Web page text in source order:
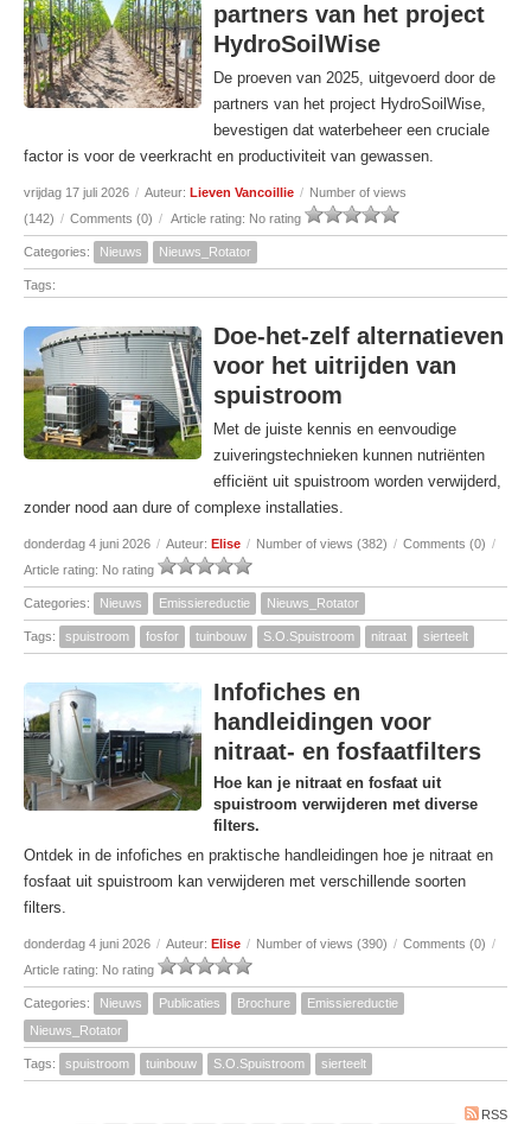
partners van het project
HydroSoilWise
De proeven van 2025, uitgevoerd door de
partners van het project HydroSoilWise,
bevestigen dat waterbeheer een cruciale
factor is voor de veerkracht en productiviteit van gewassen.
vrijdag 17 juli 2026 / Auteur: Lieven Vancoillie / Number of views
(142) / Comments (0) / Article rating: No rating
Categories: Nieuws Nieuws_Rotator
Tags:
Doe-het-zelf alternatieven
voor het uitrijden van
spuistroom
Met de juiste kennis en eenvoudige
zuiveringstechnieken kunnen nutriënten
efficiënt uit spuistroom worden verwijderd,
zonder nood aan dure of complexe installaties.
donderdag 4 juni 2026 / Auteur: Elise / Number of views (382) / Comments (0) /
Article rating: No rating
Categories: Nieuws Emissiereductie Nieuws_Rotator
Tags: spuistroom fosfor tuinbouw S.O.Spuistroom nitraat sierteelt
Infofiches en
handleidingen voor
nitraat- en fosfaatfilters
Hoe kan je nitraat en fosfaat uit
spuistroom verwijderen met diverse
filters.
Ontdek in de infofiches en praktische handleidingen hoe je nitraat en
fosfaat uit spuistroom kan verwijderen met verschillende soorten
filters.
donderdag 4 juni 2026 / Auteur: Elise / Number of views (390) / Comments (0) /
Article rating: No rating
Categories: Nieuws Publicaties Brochure
Emissiereductie
Nieuws_Rotator
Tags: spuistroom tuinbouw S.O.Spuistroom sierteelt
RSS